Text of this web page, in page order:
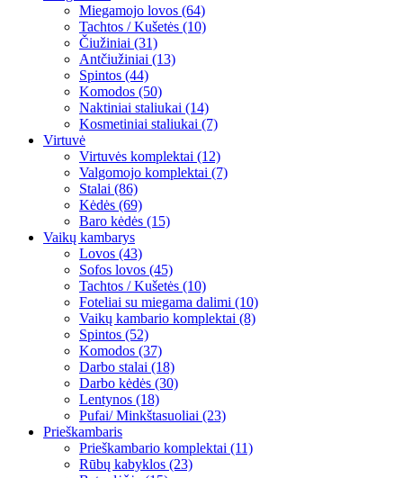
Miegamojo lovos (64)
Tachtos / Kušetės (10)
Čiužiniai (31)
Antčiužiniai (13)
Spintos (44)
Komodos (50)
Naktiniai staliukai (14)
Kosmetiniai staliukai (7)
Virtuvė
Virtuvės komplektai (12)
Valgomojo komplektai (7)
Stalai (86)
Kėdės (69)
Baro kėdės (15)
Vaikų kambarys
Lovos (43)
Sofos lovos (45)
Tachtos / Kušetės (10)
Foteliai su miegama dalimi (10)
Vaikų kambario komplektai (8)
Spintos (52)
Komodos (37)
Darbo stalai (18)
Darbo kėdės (30)
Lentynos (18)
Pufai/ Minkštasuoliai (23)
Prieškambaris
Prieškambario komplektai (11)
Rūbų kabyklos (23)